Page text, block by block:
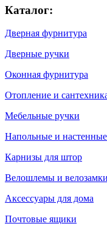
Каталог:
Дверная фурнитура
Дверные ручки
Оконная фурнитура
Отопление и
Мебельные ручки
Напольные и
Карнизы для штор
Велошлемы и велозамки
Аксессуары для дома
Почтовые ящики